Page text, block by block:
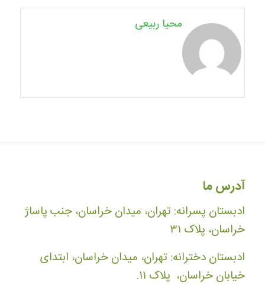
محیا ربیعی
آدرس ما
ادبستان پسرانه: تهران، میدان خراسان، جنب پاساژ
خراسان، پلاک ۳۱
ادبستان دخترانه: تهران، میدان خراسان، ابتدای
خیابان خراسان، پلاک ۱۱.